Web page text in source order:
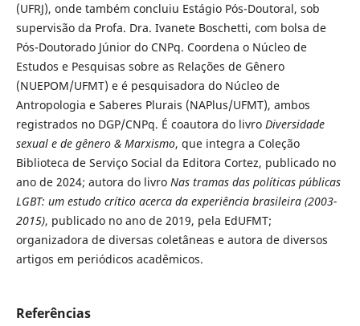
(UFRJ), onde também concluiu Estágio Pós-Doutoral, sob
supervisão da Profa. Dra. Ivanete Boschetti, com bolsa de
Pós-Doutorado Júnior do CNPq. Coordena o Núcleo de
Estudos e Pesquisas sobre as Relações de Gênero
(NUEPOM/UFMT) e é pesquisadora do Núcleo de
Antropologia e Saberes Plurais (NAPlus/UFMT), ambos
registrados no DGP/CNPq. É coautora do livro Diversidade
sexual e de gênero & Marxismo, que integra a Coleção
Biblioteca de Serviço Social da Editora Cortez, publicado no
ano de 2024; autora do livro Nas tramas das políticas públicas
LGBT: um estudo crítico acerca da experiência brasileira (2003-
2015), publicado no ano de 2019, pela EdUFMT;
organizadora de diversas coletâneas e autora de diversos
artigos em periódicos acadêmicos.
Referências